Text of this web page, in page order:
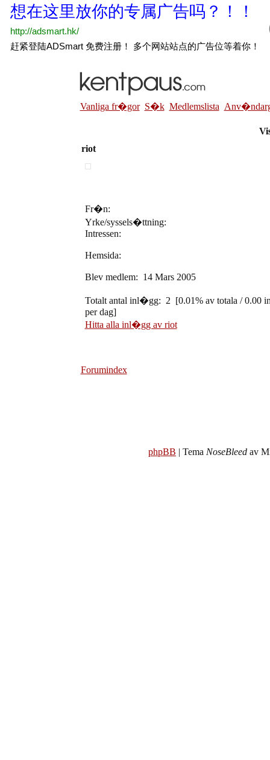
Vanliga fr�gor S�k Medlemslista
riot
Fr�n:
Yrke/syssels�ttning:
Intressen:
Hemsida:
Blev medlem: 14 Mars 2005
Totalt antal inl�gg: 2 [0.01% av totala / 0.00
per dag]
Hitta alla inl�gg av riot
Forumindex
phpBB | Tema NoseBleed av